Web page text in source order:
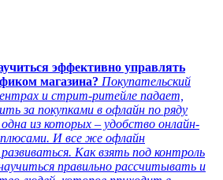
эффективно управлять
магазина? Покупательский
и стрит-ритейле падает,
за покупками в офлайн по ряду
из которых – удобство онлайн-
плюсами. И все же офлайн
Как взять под контроль
правильно рассчитывать и